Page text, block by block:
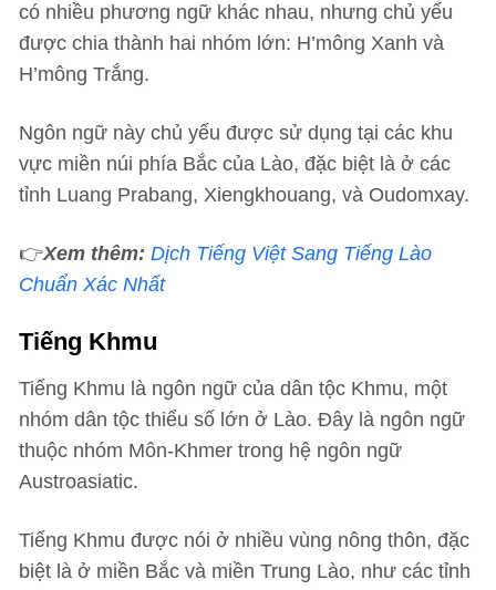
có nhiều phương ngữ khác nhau, nhưng chủ yếu
được chia thành hai nhóm lớn: H’mông Xanh và
H’mông Trắng.
Ngôn ngữ này chủ yếu được sử dụng tại các khu
vực miền núi phía Bắc của Lào, đặc biệt là ở các
tỉnh Luang Prabang, Xiengkhouang, và Oudomxay.
👉Xem thêm: Dịch Tiếng Việt Sang Tiếng Lào
Chuẩn Xác Nhất
Tiếng Khmu
Tiếng Khmu là ngôn ngữ của dân tộc Khmu, một
nhóm dân tộc thiểu số lớn ở Lào. Đây là ngôn ngữ
thuộc nhóm Môn-Khmer trong hệ ngôn ngữ
Austroasiatic.
Tiếng Khmu được nói ở nhiều vùng nông thôn, đặc
biệt là ở miền Bắc và miền Trung Lào, như các tỉnh